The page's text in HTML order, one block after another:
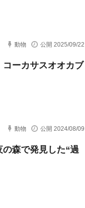
動物 公開 2025/09/22
ーカサスオオカブ
動物 公開 2024/08/09
森で発見した“過